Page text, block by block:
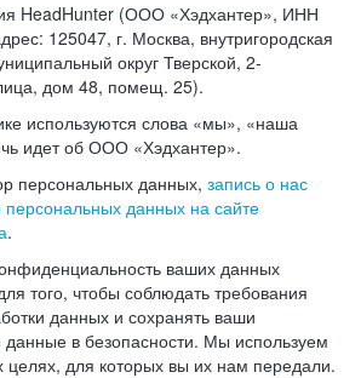
HeadHunter (ООО «Хэдхантер», ИНН
125047, г. Москва, внутригородская
округ Тверской, 2-
дом 48, помещ. 25).
используются слова «мы», «наша
идет об ООО «Хэдхантер».
персональных данных, запись о нас
персональных данных на сайте
.
ваших данных
того, чтобы соблюдать требования
данных и сохранять ваши
в безопасности. Мы используем
целях, для которых вы их нам передали.